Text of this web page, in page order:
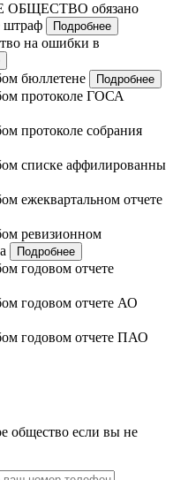
ОБЩЕСТВО обязано
штраф
Подробнее
на ошибки в
бюллетене Подробнее
протоколе ГОСА
протоколе собрания
списке аффилированны
ежеквартальном отчете
ревизионном
Подробнее
годовом отчете
годовом отчете АО
годовом отчете ПАО
общество если вы не